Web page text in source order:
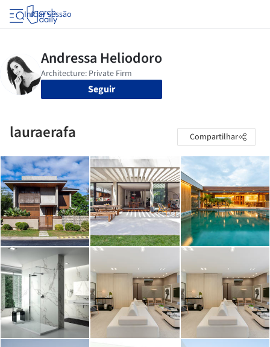
Iniciar sessão
Seguir
lauraerafa Compartilhar